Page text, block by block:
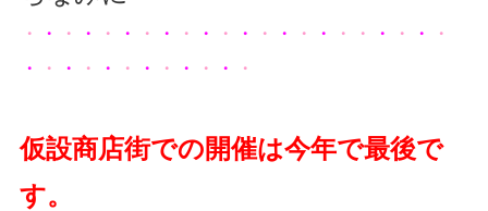
・ ・ ・ ・ ・ ・ ・ ・ ・ ・ ・ ・ ・ ・ ・ ・ ・・ ・ ・ ・
・
・
・ ・ ・ ・ ・ ・ ・ ・ ・ ・ ・
仮設商店街での開催は今年で最後で
す。